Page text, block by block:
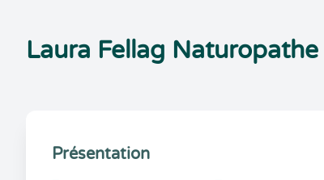
Laura Fellag
Présentation